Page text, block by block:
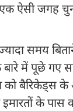
ऐसी जगह
समय
बारे में पूछे गए
को बैरिकेड्स
के पास